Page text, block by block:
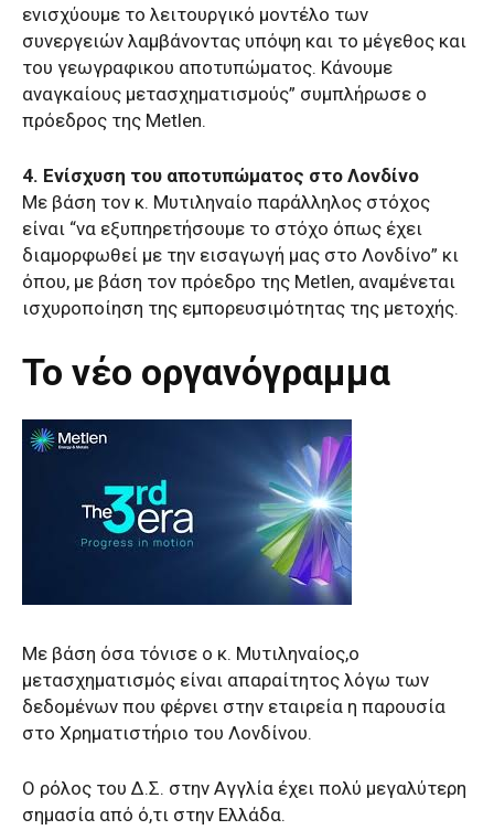
ενισχύουμε το λειτουργικό μοντέλο των
συνεργειών λαμβάνοντας υπόψη και το μέγεθος και
του γεωγραφικου αποτυπώματος. Κάνουμε
αναγκαίους μετασχηματισμούς” συμπλήρωσε ο
πρόεδρος της Metlen.
4. Ενίσχυση του αποτυπώματος στο Λονδίνο
Με βάση τον κ. Μυτιληναίο παράλληλος στόχος
είναι “να εξυπηρετήσουμε το στόχο όπως έχει
διαμορφωθεί με την εισαγωγή μας στο Λονδίνο” κι
όπου, με βάση τον πρόεδρο της Metlen, αναμένεται
ισχυροποίηση της εμπορευσιμότητας της μετοχής.
Το νέο οργανόγραμμα
Με βάση όσα τόνισε ο κ. Μυτιληναίος,ο
μετασχηματισμός είναι απαραίτητος λόγω των
δεδομένων που φέρνει στην εταιρεία η παρουσία
στο Χρηματιστήριο του Λονδίνου.
Ο ρόλος του Δ.Σ. στην Αγγλία έχει πολύ μεγαλύτερη
σημασία από ό,τι στην Ελλάδα.